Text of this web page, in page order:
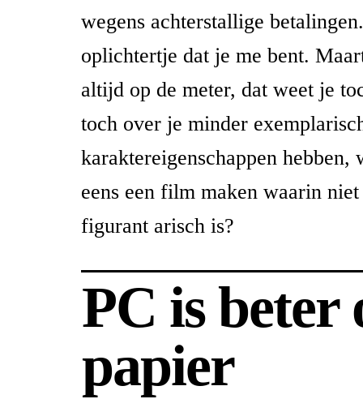
wegens achterstallige
oplichtertje dat je me bent.
altijd op de meter, dat weet je
toch over je minder
karaktereigenschappen hebben,
eens een film maken waarin
figurant arisch is?
PC is beter
papier